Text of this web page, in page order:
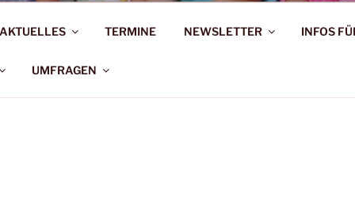
AKTUELLES TERMINE NEWSLETTER INFOS
UMFRAGEN